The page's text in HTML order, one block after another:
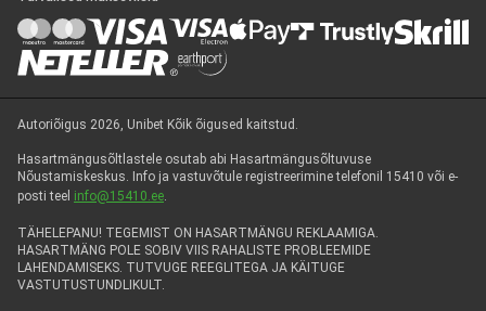
Autoriõigus 2026, Unibet Kõik õigused kaitstud.
Hasartmängusõltlastele osutab abi Hasartmängusõltuvuse
Nõustamiskeskus. Info ja vastuvõtule registreerimine telefonil 15410 või e-
posti teel info@15410.ee.
TÄHELEPANU! TEGEMIST ON HASARTMÄNGU REKLAAMIGA.
HASARTMÄNG POLE SOBIV VIIS RAHALISTE PROBLEEMIDE
LAHENDAMISEKS. TUTVUGE REEGLITEGA JA KÄITUGE
VASTUTUSTUNDLIKULT.